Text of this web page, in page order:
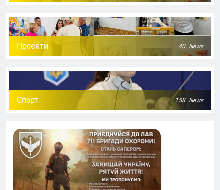
Проєкти 40 News
Спорт 158 News